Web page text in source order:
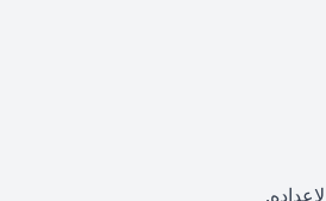
لإعداده.